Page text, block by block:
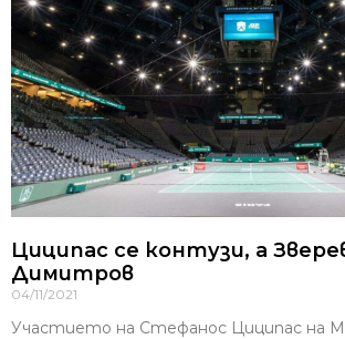
Циципас се контузи, а
Димитров
04/11/2021
Участието на Стефанос Циципас на